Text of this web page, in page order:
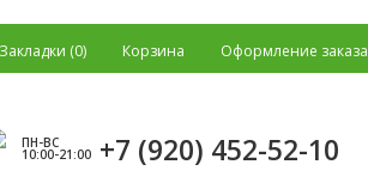
Закладки (0) Корзина Оформление заказа
ПН-ВС
10:00-21:00 +7 (920) 452-52-10